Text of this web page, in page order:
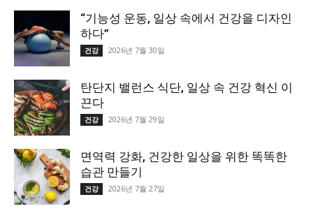
“기능성 운동, 일상 속에서 건강을 디자인
하다”
건강 2026년 7월 30일
탄단지 밸런스 식단, 일상 속 건강 혁신 이
끈다
건강 2026년 7월 29일
면역력 강화, 건강한 일상을 위한 똑똑한
습관 만들기
건강 2026년 7월 27일